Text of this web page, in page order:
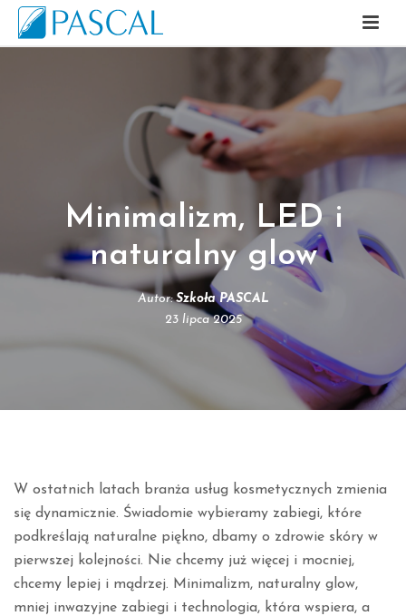
Minimalizm, LED i
naturalny glow
Autor:Szkoła PASCAL
23 lipca 2025
W ostatnich latach branża usług kosmetycznych zmienia
się dynamicznie. Świadomie wybieramy zabiegi, które
podkreślają naturalne piękno, dbamy o zdrowie skóry w
pierwszej kolejności. Nie chcemy już więcej i mocniej,
chcemy lepiej i mądrzej. Minimalizm, naturalny glow,
mniej inwazyjne zabiegi i technologia, która wspiera, a